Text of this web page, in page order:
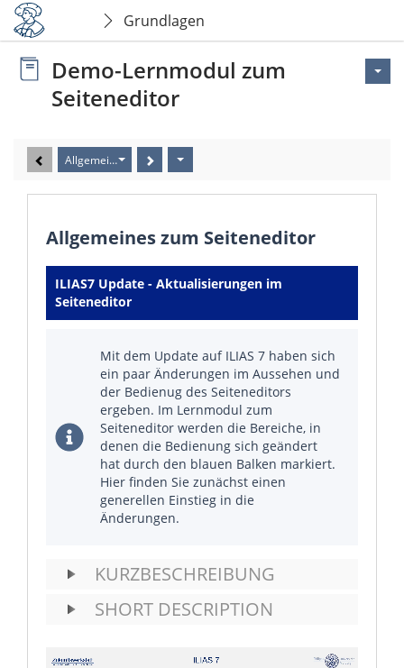
Grundlagen
Demo-Lernmodul zum
Seiteneditor
Allgemeines zum Seiteneditor
Allgemeines zum Seiteneditor
ILIAS7 Update - Aktualisierungen im
Seiteneditor
Mit dem Update auf ILIAS 7 haben sich
ein paar Änderungen im Aussehen und
der Bedienug des Seiteneditors
ergeben. Im Lernmodul zum
Seiteneditor werden die Bereiche, in
denen die Bedienung sich geändert
hat durch den blauen Balken markiert.
Hier finden Sie zunächst einen
generellen Einstieg in die
Änderungen.
KURZBESCHREIBUNG
SHORT DESCRIPTION
Video